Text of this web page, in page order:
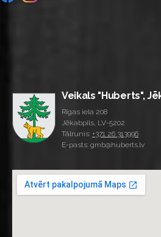
Veikals "Huberts",
Rīgas iela 208
Jēkabpils, LV-5202
Tālrunis: +371 26 313996
E-pasts: gmb@huberts.lv